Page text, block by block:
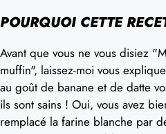
POURQUOI CETTE
Avant que vous ne vous disiez
muffin", laissez-moi vous
au goût de banane et de datte
ils sont sains ! Oui, vous avez
remplacé la farine blanche par